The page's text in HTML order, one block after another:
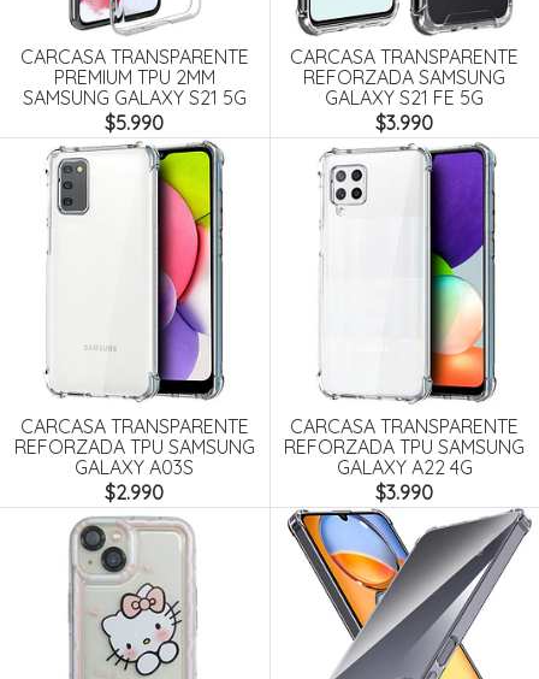
CARCASA TRANSPARENTE
PREMIUM TPU 2MM
SAMSUNG GALAXY S21 5G
$5.990
CARCASA TRANSPARENTE
REFORZADA SAMSUNG
GALAXY S21 FE 5G
$3.990
CARCASA TRANSPARENTE
REFORZADA TPU SAMSUNG
GALAXY A03S
$2.990
CARCASA TRANSPARENTE
REFORZADA TPU SAMSUNG
GALAXY A22 4G
$3.990